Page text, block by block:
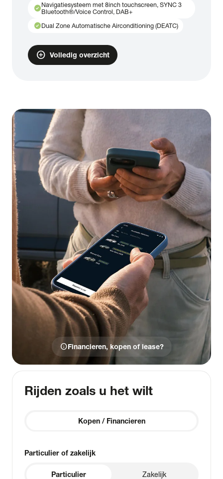
check_circleNavigatiesysteem met 8inch touchscreen, SYNC 3
Bluetooth®/Voice Control, DAB+
check_circleDual Zone Automatische Airconditioning (DEATC)
add_circle Volledig overzicht
infoFinancieren, kopen of lease?
Rijden zoals u het wilt
Kopen / Financieren
Particulier of zakelijk
Particulier Zakelijk